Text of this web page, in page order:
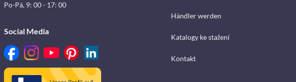
Po-Pá, 9: 00 - 17: 00
Social Media
Händler werden
Katalogy ke stažení
Kontakt